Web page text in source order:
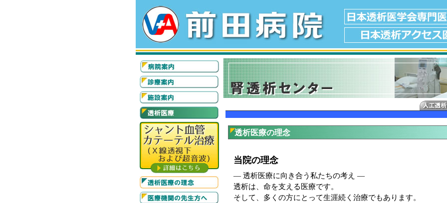
透析医療の理念
当院の理念
― 透析医療に向き合う私たちの考え ―
透析は、命を支える医療です。
そして、多くの方にとって生涯続く治療でもあります。